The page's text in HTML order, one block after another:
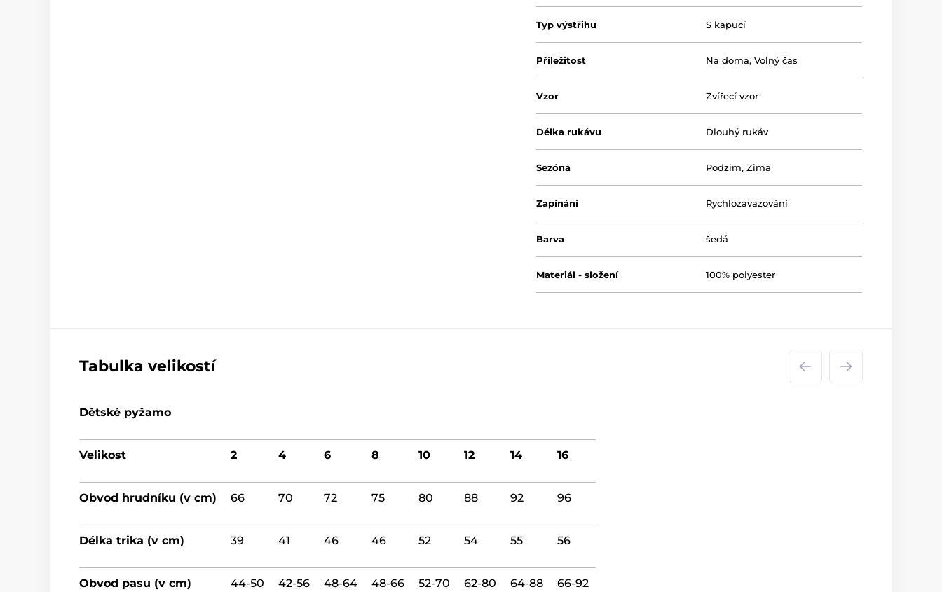
Typ výstřihu S kapucí
Příležitost Na doma,Volný čas
Vzor Zvířecí vzor
Délka rukávu Dlouhý rukáv
Sezóna Podzim,Zima
Zapínání Rychlozavazování
Barva šedá
Materiál - složení 100% polyester
Tabulka velikostí
Dětské pyžamo
Velikost 2 4 6 8 10 12 14 16
Obvod hrudníku (v cm) 66 70 72 75 80 88 92 96
Délka trika (v cm) 39 41 46 46 52 54 55 56
Obvod pasu (v cm) 44-50 42-56 48-64 48-66 52-70 62-80 64-88 66-92